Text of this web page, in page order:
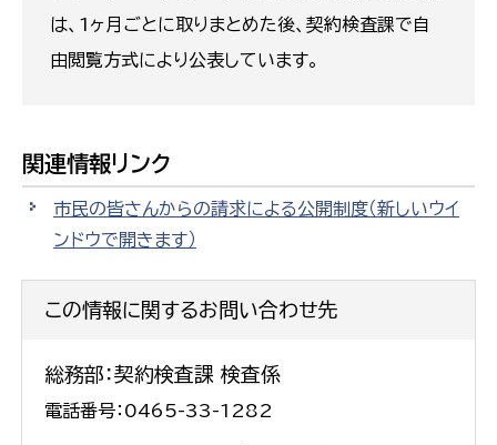
は、1ヶ月ごとに取りまとめた後、契約検査課で自
由閲覧方式により公表しています。
関連情報リンク
市民の皆さんからの請求による公開制度（新しいウイ
ンドウで開きます）
この情報に関するお問い合わせ先
総務部：契約検査課 検査係
電話番号：0465-33-1282